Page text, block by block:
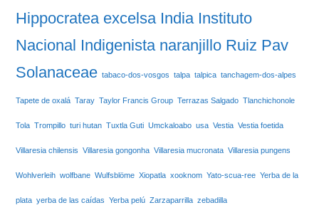
Hippocratea excelsa India Instituto
Nacional Indigenista naranjillo Ruiz Pav
Solanaceae tabaco-dos-vosgos talpa talpica tanchagem-dos-alpes
Tapete de oxalá Taray Taylor Francis Group Terrazas Salgado Tlanchichonole
Tola Trompillo turi hutan Tuxtla Guti Umckaloabo usa Vestia Vestia foetida
Villaresia chilensis Villaresia gongonha Villaresia mucronata Villaresia pungens
Wohlverleih wolfbane Wulfsblöme Xiopatla xooknom Yato-scua-ree Yerba de la
plata yerba de las caídas Yerba pelú Zarzaparrilla zebadilla